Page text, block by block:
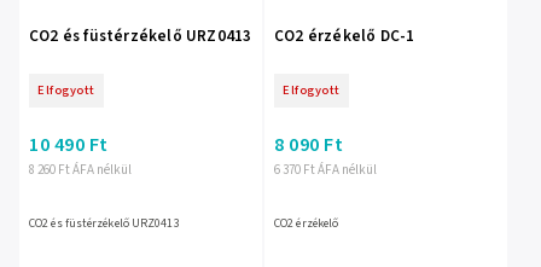
CO2 és füstérzékelő URZ0413
Elfogyott
8 260 Ft ÁFA nélkül
10 490 Ft
CO2 és füstérzékelő URZ0413
CO2 érzékelő DC-1
Elfogyott
6 370 Ft ÁFA nélkül
8 090 Ft
CO2 érzékelő